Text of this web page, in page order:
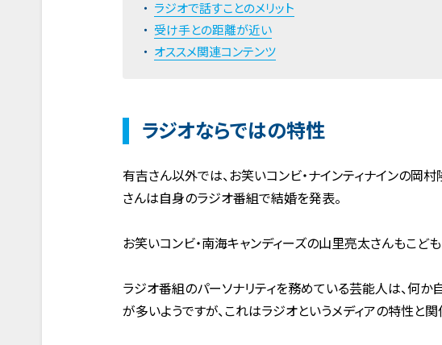
ラジオで話すことのメリット
受け手との距離が近い
オススメ関連コンテンツ
ラジオならではの特性
有吉さん以外では、お笑いコンビ・ナインティナインの岡
さんは自身のラジオ番組で結婚を発表。
お笑いコンビ・南海キャンディーズの山里亮太さんもこど
ラジオ番組のパーソナリティを務めている芸能人は、何
が多いようですが、これはラジオというメディアの特性と関